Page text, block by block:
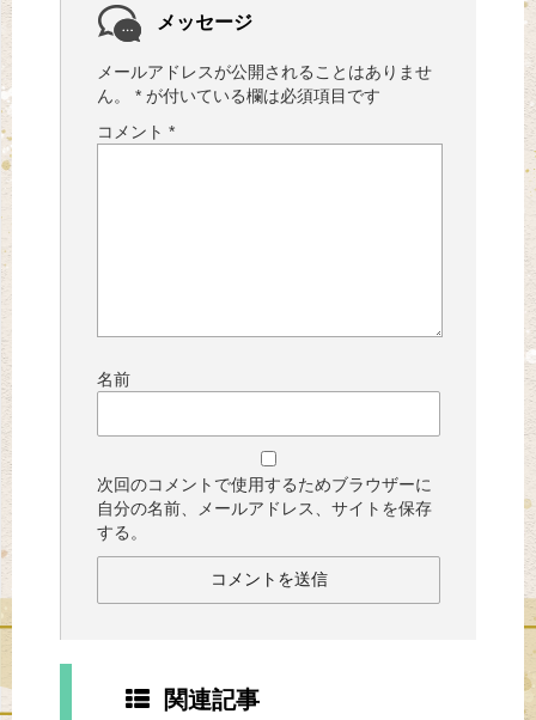
メッセージ
メールアドレスが公開されることはありませ
ん。
* が付いている欄は必須項目です
コメント *
名前
次回のコメントで使用するためブラウザーに
自分の名前、メールアドレス、サイトを保存
する。
関連記事